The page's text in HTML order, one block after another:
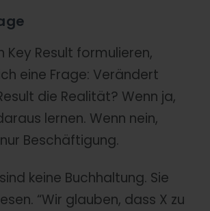
Key Result formulieren,
eine Frage: Verändert
die Realität? Wenn ja,
lernen. Wenn nein,
Beschäftigung.
keine Buchhaltung. Sie
“Wir glauben, dass X zu